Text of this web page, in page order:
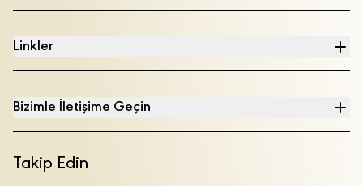
Linkler
Bizimle İletişime Geçin
Takip Edin